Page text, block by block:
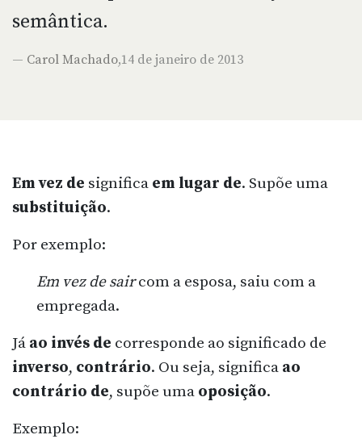
semântica.
— Carol Machado,14 de janeiro de 2013
Em vez de significa em lugar de. Supõe uma
substituição.
Por exemplo:
Em vez de saircom a esposa, saiu com a
empregada.
Já ao invés de corresponde ao significado de
inverso, contrário. Ou seja, significa ao
contrário de, supõe uma oposição.
Exemplo: